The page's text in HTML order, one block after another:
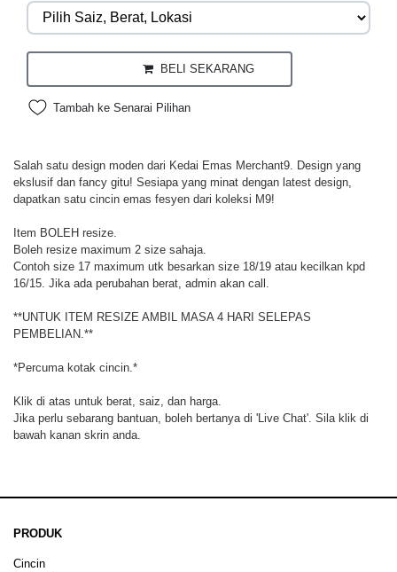
BELI SEKARANG
Tambah ke Senarai Pilihan
Salah satu design moden dari Kedai Emas Merchant9. Design yang
ekslusif dan fancy gitu! Sesiapa yang minat dengan latest design,
dapatkan satu cincin emas fesyen dari koleksi M9!
Item BOLEH resize.
Boleh resize maximum 2 size sahaja.
Contoh size 17 maximum utk besarkan size 18/19 atau kecilkan kpd
16/15. Jika ada perubahan berat, admin akan call.
**UNTUK ITEM RESIZE AMBIL MASA 4 HARI SELEPAS
PEMBELIAN.**
*Percuma kotak cincin.*
Klik di atas untuk berat, saiz, dan harga.
Jika perlu sebarang bantuan, boleh bertanya di 'Live Chat'. Sila klik di
bawah kanan skrin anda.
PRODUK
Cincin